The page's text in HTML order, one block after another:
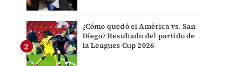
¿Cómo quedó el América vs. San
Diego? Resultado del partido de
la Leagues Cup 2026